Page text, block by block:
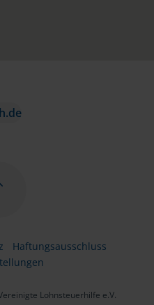
Haftungsausschluss
Lohnsteuerhilfe e.V.